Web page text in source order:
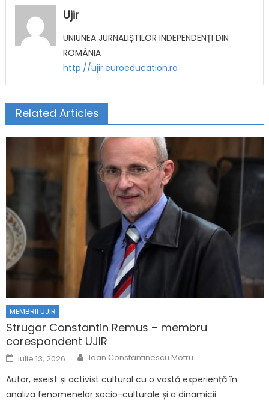
Ujir
UNIUNEA JURNALIȘTILOR INDEPENDENȚI DIN
ROMÂNIA
http://ujir.euroeducation.ro
Related Articles
MEMBRII UJIR
Strugar Constantin Remus – membru
corespondent UJIR
Posted on
iulie 13, 2026 Author
Ioan Constantinescu Motru
Autor, eseist și activist cultural cu o vastă experiență în
analiza fenomenelor socio-culturale și a dinamicii